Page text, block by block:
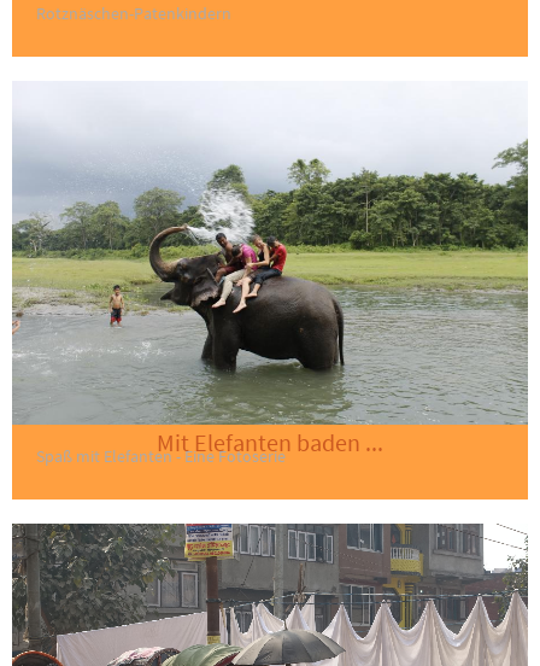
Rotznäschen-Patenkindern
Mit Elefanten baden ...
Spaß mit Elefanten - Eine Fotoserie